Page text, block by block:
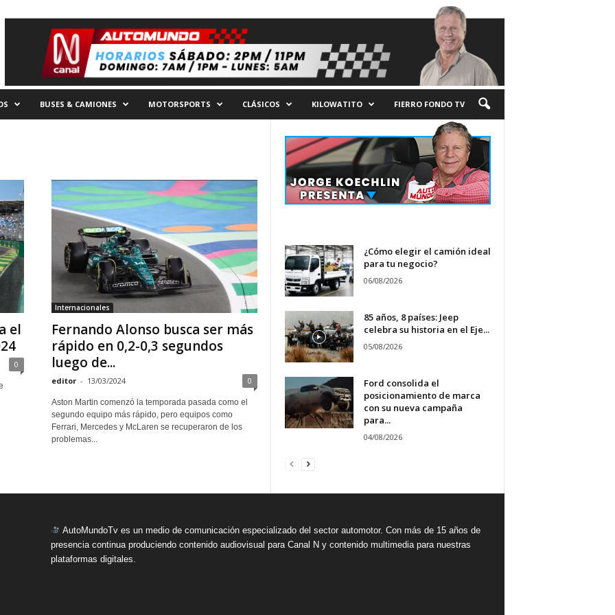
BUSES & CAMIONES MOTORSPORTS CLÁSICOS KILOWATITO FIERRO FONDO TV
el
0
Internacionales
Fernando Alonso busca ser más
rápido en 0,2-0,3 segundos
luego de...
editor - 13/03/2024 0
Aston Martin comenzó la temporada pasada como el
segundo equipo más rápido, pero equipos como
Ferrari, Mercedes y McLaren se recuperaron de los
problemas...
¿Cómo elegir el camión ideal
para tu negocio?
06/08/2026
85 años, 8 países: Jeep
celebra su historia en el Eje...
05/08/2026
Ford consolida el
posicionamiento de marca
con su nueva campaña
para...
04/08/2026
AutoMundoTv es un medio de comunicación especializado del sector automotor. Con más de 15 años de
presencia continua produciendo contenido audiovisual para Canal N y contenido multimedia para nuestras
plataformas digitales.